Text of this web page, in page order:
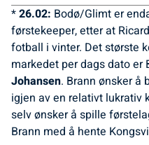
*26.02: Bodø/Glimt er
førstekeeper, etter at
fotball i vinter. Det største
markedet per dags dato er
Johansen. Brann ønsker å
igjen av en relativt lukrativ
selv ønsker å spille
Brann med å hente